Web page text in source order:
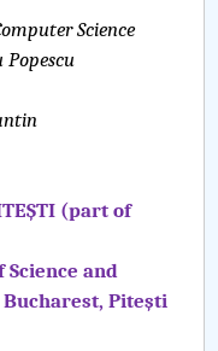
dizabilități
Pitești
Science
Popescu
(part of
and
Bucharest, Pitești